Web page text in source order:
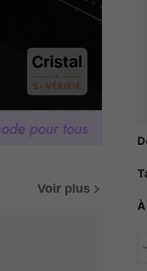
Voir plus